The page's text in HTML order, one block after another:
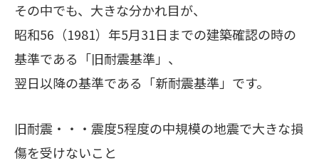
その中でも、大きな分かれ目が、
昭和56（1981）年5月31日までの建築確認の時の
基準である「旧耐震基準」、
翌日以降の基準である「新耐震基準」です。
旧耐震・・・震度5程度の中規模の地震で大きな損
傷を受けないこと